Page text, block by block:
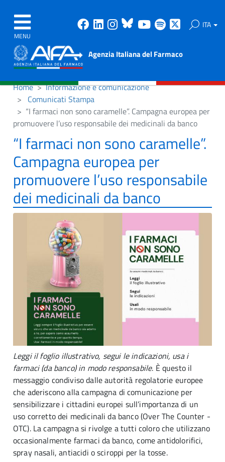
MENU
Facebook
Linkedin
Instagram
Bluesky
Youtube
Spotify ITA
Agenzia Italiana del Farmaco
Home
Informazione e comunicazione
Comunicati Stampa
“I farmaci non sono caramelle”. Campagna europea per
promuovere l’uso responsabile dei medicinali da banco
“I farmaci non sono caramelle”.
Campagna europea per
promuovere l’uso responsabile
dei medicinali da banco
Leggi il foglio illustrativo, segui le indicazioni, usa i
farmaci (da banco) in modo responsabile. È questo il
messaggio condiviso dalle autorità regolatorie europee
che aderiscono alla campagna di comunicazione per
sensibilizzare i cittadini europei sull’importanza di un
uso corretto dei medicinali da banco (Over The Counter -
OTC). La campagna si rivolge a tutti coloro che utilizzano
occasionalmente farmaci da banco, come antidolorifici,
spray nasali, antiacidi o sciroppi per la tosse.